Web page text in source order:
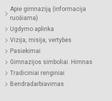
Apie gimnaziją (informacija
ruošiama)
Ugdymo aplinka
Vizija, misija, vertybės
Pasiekimai
Gimnazijos simboliai. Himnas
Tradiciniai renginiai
Bendradarbiavimas